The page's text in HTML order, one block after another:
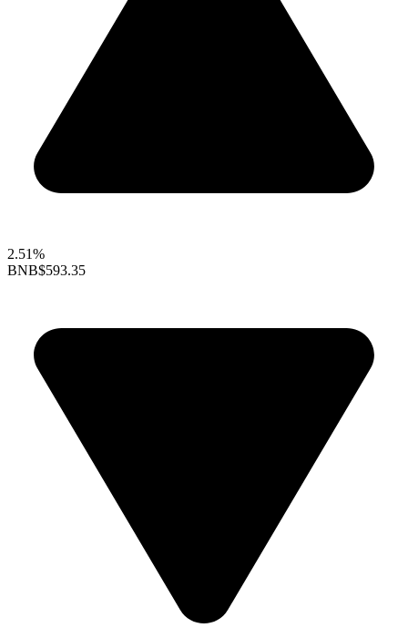
2.51%
BNB$593.35